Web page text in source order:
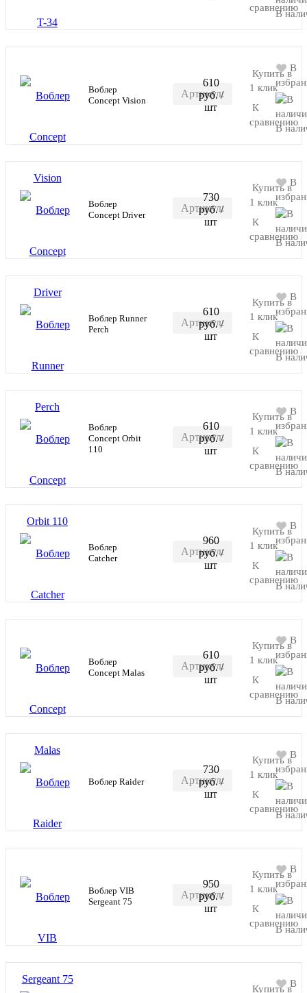
сравнению
В
Воблер
Concept Vision
Артикул:
610
руб./
шт
В корзину
Купить в
1 клик
К
сравнению
В
В
Воблер
Concept Driver
Артикул:
730
руб./
шт
В корзину
Купить в
1 клик
К
сравнению
В
В
Воблер Runner
Perch
Артикул:
610
руб./
шт
В корзину
Купить в
1 клик
К
сравнению
В
В
Воблер
Concept Orbit
110
Артикул:
610
руб./
шт
В корзину
Купить в
1 клик
К
сравнению
В
В
Воблер
Catcher
Артикул:
960
руб./
шт
В корзину
Купить в
1 клик
К
сравнению
В
В
Воблер
Concept Malas
Артикул:
610
руб./
шт
В корзину
Купить в
1 клик
К
сравнению
В
В
Воблер Raider
Артикул:
730
руб./
шт
В корзину
Купить в
1 клик
К
сравнению
В
В
Воблер VIB
Sergeant 75
Артикул:
950
руб./
шт
В корзину
Купить в
1 клик
К
сравнению
В
В
Купить вВ